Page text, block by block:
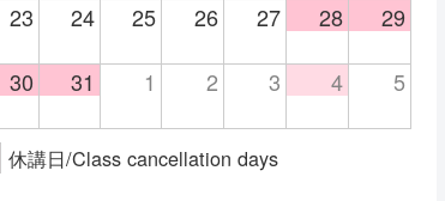
23 24 25 26 27 28 29
30 31 1 2 3 4 5
休講日/Class cancellation days